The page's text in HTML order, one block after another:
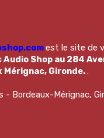
est le site de
Audio Shop au 284
Gironde..
- Bordeaux-Mérignac,